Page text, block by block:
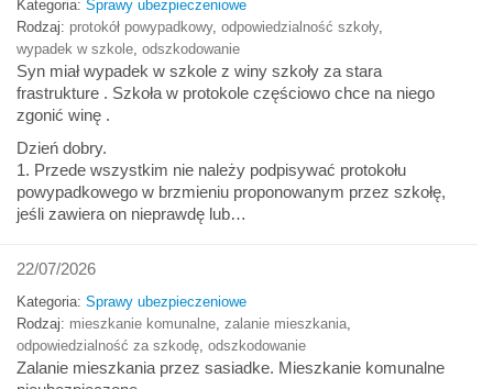
Kategoria: Sprawy ubezpieczeniowe
Rodzaj: protokół powypadkowy, odpowiedzialność szkoły,
wypadek w szkole odszkodowanie
Syn miał wypadek w szkole z winy szkoły za stara
frastrukture . Szkoła w protokole częściowo chce na niego
zgonić winę .
Dzień dobry.
1. Przede wszystkim nie należy podpisywać protokołu
powypadkowego w brzmieniu proponowanym przez szkołę,
jeśli zawiera on nieprawdę lub…
22/07/2026
Kategoria: Sprawy ubezpieczeniowe
Rodzaj: mieszkanie komunalne zalanie mieszkania
odpowiedzialność za szkodę odszkodowanie
Zalanie mieszkania przez sasiadke. Mieszkanie komunalne